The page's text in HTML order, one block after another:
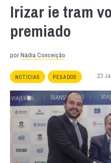
Irizar ie tram
premiado
porNádia Conceição
NOTÍCIAS PESADOS 23